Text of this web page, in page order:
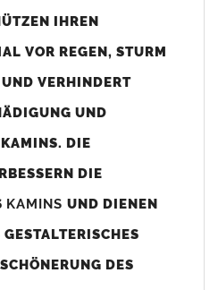
(siehe Bild/Zeichnung unten).
Sollten die Bohrungen
Bohrungen (Auswahlfeld)
Abstand vom Kaminrand ca.
IHREN
VOR REGEN, STURM
VERHINDERT
UND
DIE
DIE
KAMINS UND DIENEN
DES